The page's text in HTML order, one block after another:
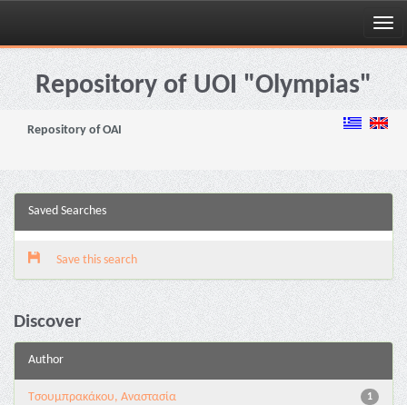
Skip
navigationRepository of UOI "Olympias"
Repository of OAI
Saved Searches
Save this search
Discover
Author
1
Τσουμπρακάκου, Αναστασία